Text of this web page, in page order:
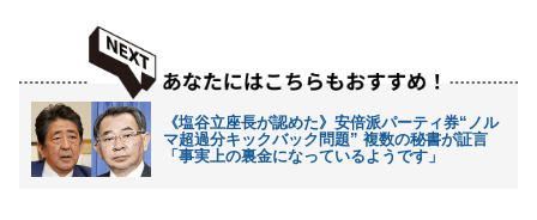
《塩谷立座長が認めた》安倍派パーティ券“ノル
マ超過分キックバック問題” 複数の秘書が証言
「事実上の裏金になっているようです」